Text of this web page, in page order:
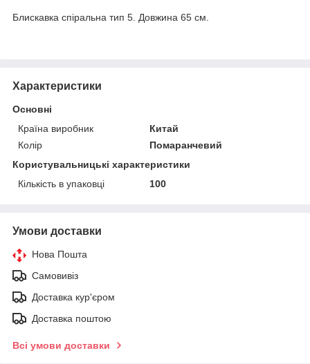
Блискавка спіральна тип 5. Довжина 65 см.
Характеристики
Основні
Країна виробник
Китай
Колір
Помаранчевий
Користувальницькі характеристики
Кількість в упаковці
100
Умови доставки
Нова Пошта
Самовивіз
Доставка кур'єром
Доставка поштою
Всі умови доставки